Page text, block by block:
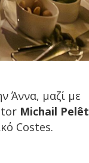
Άννα, μαζί με
Michail Pelêt
Costes.